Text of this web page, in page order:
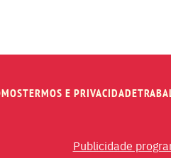
TERMOS E PRIVACIDADE
Publicidade